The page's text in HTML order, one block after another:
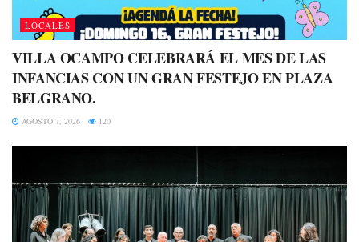
LOCALES
VILLA OCAMPO CELEBRARÁ EL MES DE LAS
INFANCIAS CON UN GRAN FESTEJO EN PLAZA
BELGRANO.
AGOSTO 7, 2026 120